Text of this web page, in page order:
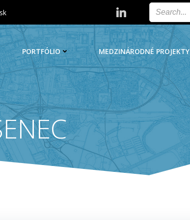
PORTFÓLIO MEDZINÁRODNÉ PROJEKTY